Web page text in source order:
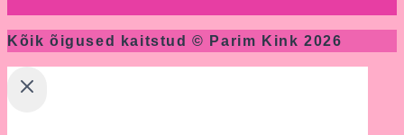
Kõik õigused kaitstud © Parim Kink 2026